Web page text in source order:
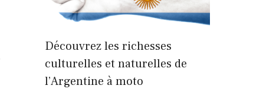
Découvrez les richesses
culturelles et naturelles de
l’Argentine à moto